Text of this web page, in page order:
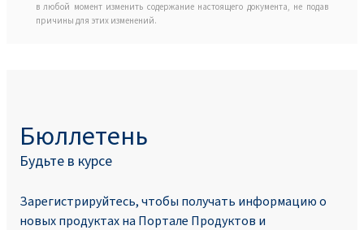
в любой момент изменить содержание настоящего документа, не подав
причины для этих изменений.
Бюллетень
Будьте в курсе
Зарегистрируйтесь, чтобы получать информацию о
новых продуктах на Портале Продуктoв и